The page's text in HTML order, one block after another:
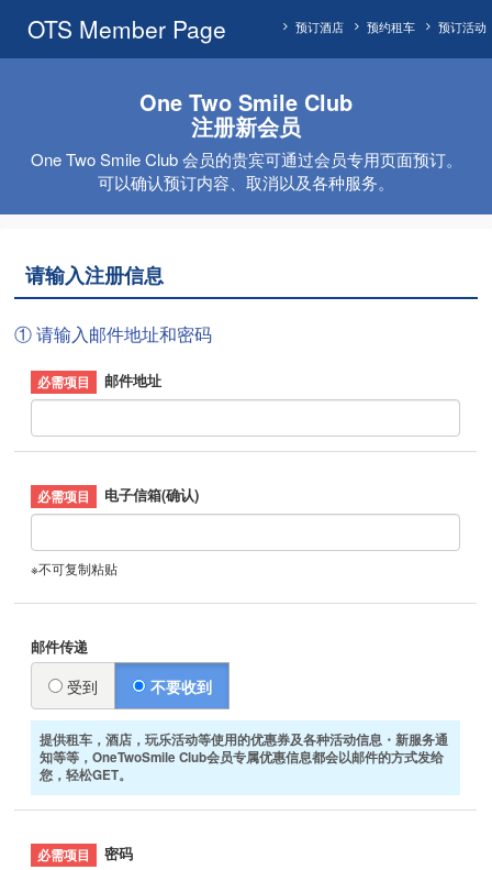
OTS Member Page 预订活动
预约租车
预订酒店
One Two Smile Club
注册新会员
One Two Smile Club 会员的贵宾可通过会员专用页面预订。
可以确认预订内容、取消以及各种服务。
请输入注册信息
① 请输入邮件地址和密码
邮件地址
电子信箱(确认)
※不可复制粘贴
邮件传递
受到 不要收到
提供租车，酒店，玩乐活动等使用的优惠券及各种活动信息・新服务通
知等等，OneTwoSmile Club会员专属优惠信息都会以邮件的方式发给
您，轻松GET。
密码